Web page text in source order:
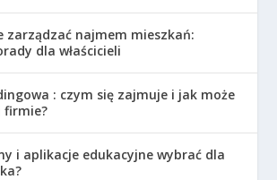
zarządzać najmem mieszkań:
dla właścicieli
: czym się zajmuje i jak może
firmie?
i aplikacje edukacyjne wybrać dla